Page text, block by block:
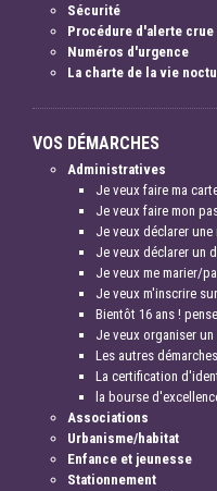
Sécurité
Procédure d'alerte crue
Numéros d'urgence
La charte de la vie
VOS DÉMARCHES
Administratives
Je veux faire ma
Je veux faire mon
Je veux déclarer une
Je veux déclarer un
Je veux me marier/
Je veux m'inscrire
Bientôt 16 ans !
Je veux organiser
Les autres démarches
La certification
la bourse
Associations
Urbanisme/habitat
Enfance et jeunesse
Stationnement